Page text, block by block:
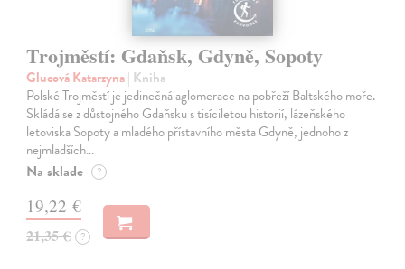
Trojměstí: Gdaňsk, Gdyně, Sopoty
Glucová Katarzyna| Kniha
Polské Trojměstí je jedinečná aglomerace na pobřeží Baltského moře.
Skládá se z důstojného Gdaňsku s tisíciletou historií, lázeňského
letoviska Sopoty a mladého přístavního města Gdyně, jednoho z
nejmladších…
Na sklade ?
19,22 €
21,35 € ?